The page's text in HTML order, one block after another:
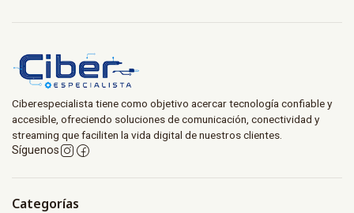
Ciberespecialista tiene como objetivo acercar tecnología confiable y
accesible, ofreciendo soluciones de comunicación, conectividad y
streaming que faciliten la vida digital de nuestros clientes.
Síguenos
Categorías